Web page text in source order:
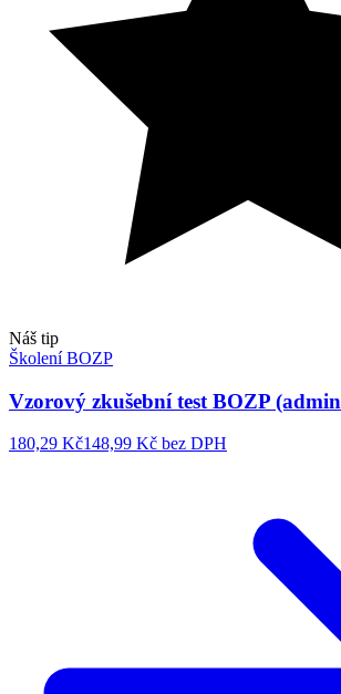
Náš tip
Školení BOZP
Vzorový zkušební test BOZP
180,29 Kč148,99 Kč bez DPH